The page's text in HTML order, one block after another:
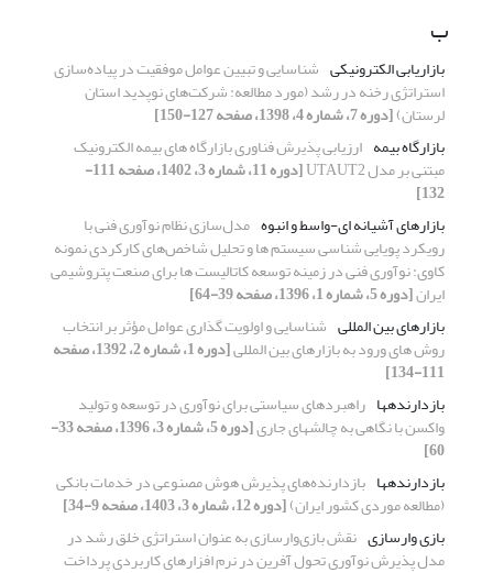
ب
بازاریابی الکترونیکی شناسایی و تبیین عوامل موفقیت در پیاده‌سازی
استراتژی رخنه‌ در‌ رشد (مورد مطالعه: شرکت‌های‌ نوپدید استان‌
لرستان)[دوره 7، شماره 4، 1398، صفحه 127-150]
بازارگاه بیمه ارزیابی پذیرش فناوری بازارگاه های بیمه الکترونیک
مبتنی بر مدل UTAUT2 [دوره 11، شماره 3، 1402، صفحه 111-
132]
بازارهای آشیانه ای-واسط و انبوه مدل‌سازی نظام نوآوری فنی با
رویکرد پویایی شناسی سیستم ها و تحلیل شاخص‌های کارکردی نمونه
کاوی: نوآوری فنی در زمینه توسعه کاتالیست ها برای صنعت پتروشیمی
ایران[دوره 5، شماره 1، 1396، صفحه 39-64]
بازارهای بین المللی شناسایی و اولویت گذاری عوامل مؤثر بر انتخاب
روش های ورود به بازارهای بین المللی [دوره 1، شماره 2، 1392، صفحه
111-134]
بازدارنده‎ها
راهبردهای سیاستی برای نوآوری در توسعه و تولید
واکسن با نگاهی به چالش‎های جاری [دوره 5، شماره 3، 1396، صفحه 33-
60]
بازدارنده‎ها
بازدارنده‌های پذیرش هوش مصنوعی در خدمات بانکی
(مطالعه موردی کشور ایران)[دوره 12، شماره 3، 1403، صفحه 9-34]
بازی وارسازی نقش بازی‌وارسازی به عنوان استراتژی خلق رشد در
مدل پذیرش نوآوری تحول آفرین در نرم افزارهای کاربردی پرداخت